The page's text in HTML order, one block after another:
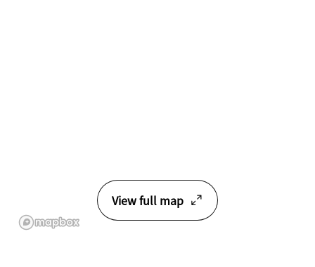
View full map